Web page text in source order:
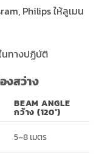
Philips ให้ลูเมน
นทางปฏิบัติ
งสว่าง
BEAM ANGLE
กว้าง (120°)
5–8 เมตร